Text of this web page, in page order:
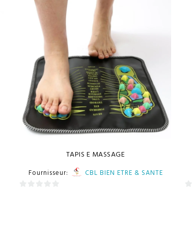
TAPIS E MASSAGE
Fournisseur:
CBL BIEN ETRE & SANTE